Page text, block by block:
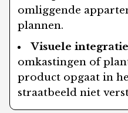
omliggende
plannen.
Visuele
omkastingen of
product opgaat in
straatbeeld niet